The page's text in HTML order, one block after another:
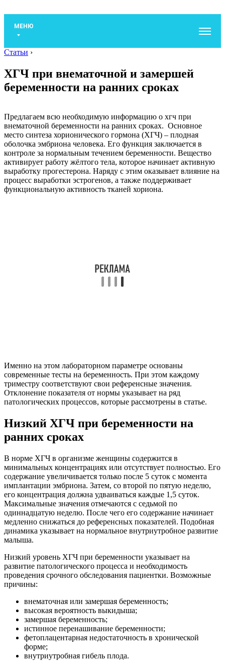
МЕНЮ
Статьи ›
ХГЧ при внематочной и замершей
беременности на ранних сроках
Предлагаем всю необходимую информацию о хгч при
внематочной беременности на ранних сроках. Основное
место синтеза хорионического гормона (ХГЧ) – плодная
оболочка эмбриона человека. Его функция заключается в
контроле за нормальным течением беременности. Вещество
активирует работу жёлтого тела, которое начинает активную
выработку прогестерона. Наряду с этим оказывает влияние на
процесс выработки эстрогенов, а также поддерживает
функциональную активность тканей хориона.
Именно на этом лабораторном параметре основаны
современные тесты на беременность. При этом каждому
триместру соответствуют свои референсные значения.
Отклонение показателя от нормы указывает на ряд
патологических процессов, которые рассмотрены в статье.
Низкий ХГЧ при беременности на
ранних сроках
В норме ХГЧ в организме женщины содержится в
минимальных концентрациях или отсутствует полностью. Его
содержание увеличивается только после 5 суток с момента
имплантации эмбриона. Затем, со второй по пятую неделю,
его концентрация должна удваиваться каждые 1,5 суток.
Максимальные значения отмечаются с седьмой по
одиннадцатую неделю. После чего его содержание начинает
медленно снижаться до референсных показателей. Подобная
динамика указывает на нормальное внутриутробное развитие
малыша.
Низкий уровень ХГЧ при беременности указывает на
развитие патологического процесса и необходимость
проведения срочного обследования пациентки. Возможные
причины:
внематочная или замершая беременность;
высокая вероятность выкидыша;
замершая беременность;
истинное перенашивание беременности;
фетоплацентарная недостаточность в хронической
форме;
внутриутробная гибель плода.